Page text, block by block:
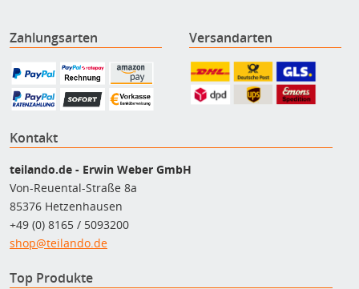
Zahlungsarten Versandarten
Kontakt
teilando.de - Erwin Weber GmbH
Von-Reuental-Straße 8a
85376 Hetzenhausen
+49 (0) 8165 / 5093200
shop@teilando.de
Top Produkte